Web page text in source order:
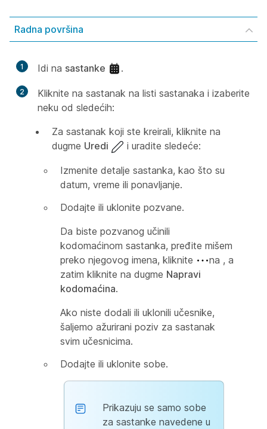
Radna površina
1 Idi na sastanke .
2
Kliknite na sastanak na listi sastanaka i izaberite
neku od sledećih:
Za sastanak koji ste kreirali, kliknite na
dugme Uredi i uradite sledeće:
Izmenite detalje sastanka, kao što su
datum, vreme ili ponavljanje.
Dodajte ili uklonite pozvane.
Da biste pozvanog učinili
kodomaćinom sastanka, pređite mišem
preko njegovog imena, kliknite
na , a
zatim kliknite na dugme Napravi
kodomaćina.
Ako niste dodali ili uklonili učesnike,
šaljemo ažurirani poziv za sastanak
svim učesnicima.
Dodajte ili uklonite sobe.
Prikazuju se samo sobe
za sastanke navedene u